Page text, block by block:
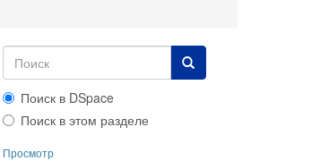
Поиск в DSpace
Поиск в этом разделе
Просмотр